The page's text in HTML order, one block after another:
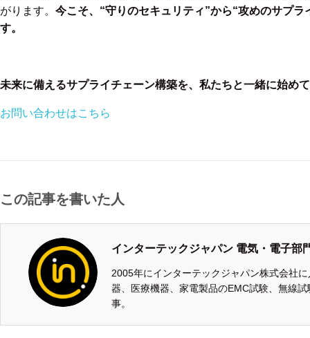
がります。 今こそ、“守りのセキュリティ”から“攻めのサプ
す。
未来に備えるサプライチェーン構築を、私たちと一緒に始め
お問い合わせはこちら
この記事を書いた人
インターテックジャパン 電気・電子部
2005年にインターテックジャパン株式会社
器、医療機器、家電製品のEMC試験、無線
事。